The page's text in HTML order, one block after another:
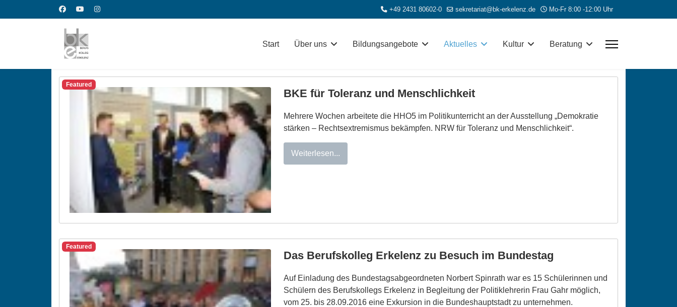
+49 2431 80602-0 sekretariat@bk-erkelenz.de Mo-Fr 8:00 -12:00 Uhr
Start Über uns Bildungsangebote Aktuelles Kultur Beratung
Featured
BKE für Toleranz und Menschlichkeit
Mehrere Wochen arbeitete die HHO5 im Politikunterricht an der Ausstellung „Demokratie
stärken – Rechtsextremismus bekämpfen. NRW für Toleranz und Menschlichkeit“.
Weiterlesen...
Featured
Das Berufskolleg Erkelenz zu Besuch im Bundestag
Auf Einladung des Bundestagsabgeordneten Norbert Spinrath war es 15 Schülerinnen und
Schülern des Berufskollegs Erkelenz in Begleitung der Politiklehrerin Frau Gahr möglich,
vom 25. bis 28.09.2016 eine Exkursion in die Bundeshauptstadt zu unternehmen.